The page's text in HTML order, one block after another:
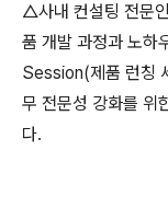
△사내 컨설팅 전문
품 개발 과정과 노하
Session(제품 런칭
무 전문성 강화를 위
다.